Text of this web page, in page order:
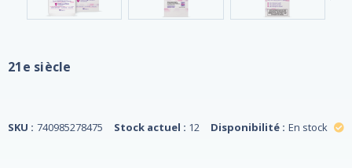
21e siècle
SKU : 740985278475 Stock actuel : 12 Disponibilité : En stock